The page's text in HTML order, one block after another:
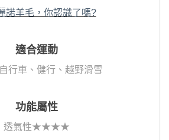
諾羊毛，你認識了嗎?
適合運動
行車、健行、越野滑雪
功能屬性
透氣性★★★★